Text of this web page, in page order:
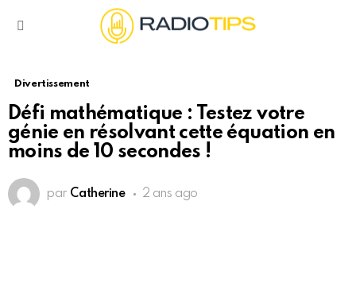
Divertissement
Défi mathématique : Testez votre
génie en résolvant cette équation en
moins de 10 secondes !
par Catherine 2 ans ago